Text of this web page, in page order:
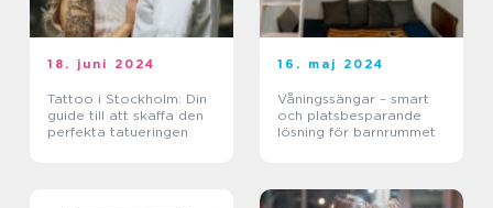
18. juni 2024
Tattoo i Stockholm: Din
guide till att skaffa den
perfekta tatueringen
16. maj 2024
Våningssängar – smart
och platsbesparande
lösning för barnrummet